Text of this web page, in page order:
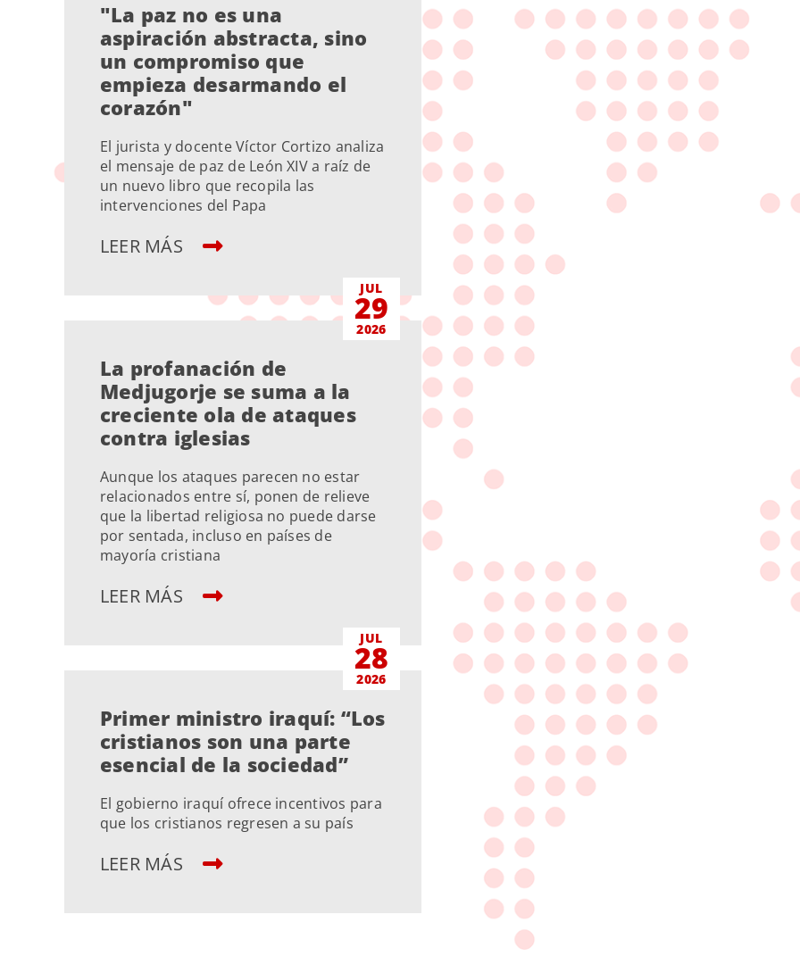
"La paz no es una
aspiración abstracta, sino
un compromiso que
empieza desarmando el
corazón"
El jurista y docente Víctor Cortizo analiza
el mensaje de paz de León XIV a raíz de
un nuevo libro que recopila las
intervenciones del Papa
LEER MÁS
JUL
29
2026
La profanación de
Medjugorje se suma a la
creciente ola de ataques
contra iglesias
Aunque los ataques parecen no estar
relacionados entre sí, ponen de relieve
que la libertad religiosa no puede darse
por sentada, incluso en países de
mayoría cristiana
LEER MÁS
JUL
28
2026
Primer ministro iraquí: “Los
cristianos son una parte
esencial de la sociedad”
El gobierno iraquí ofrece incentivos para
que los cristianos regresen a su país
LEER MÁS